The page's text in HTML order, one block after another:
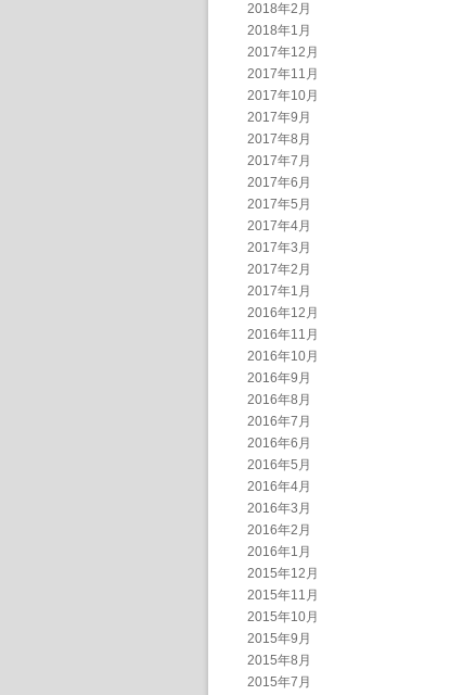
2018年2月
2018年1月
2017年12月
2017年11月
2017年10月
2017年9月
2017年8月
2017年7月
2017年6月
2017年5月
2017年4月
2017年3月
2017年2月
2017年1月
2016年12月
2016年11月
2016年10月
2016年9月
2016年8月
2016年7月
2016年6月
2016年5月
2016年4月
2016年3月
2016年2月
2016年1月
2015年12月
2015年11月
2015年10月
2015年9月
2015年8月
2015年7月